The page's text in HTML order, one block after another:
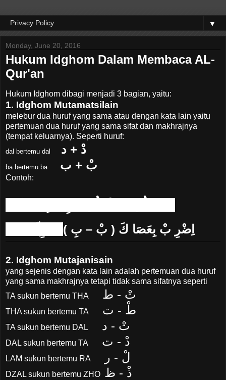
▼
Monday, June 20, 2016
Hukum Idghom Dalam Membaca AL-
Qur'an
Hukum Idghom dibagi menjadi 3 bagian, yaitu:
1. Idghom Mutamatsilain
melebur dua huruf yang sama atau dengan kata lain yaitu
pertemuan dua huruf yang sama sifat dan makhrajnya
(tempat keluarnya). Seperti huruf:
dal bertemu dal دْ + د
ba bertemu ba بْ + ب
Contoh:
اِضْرِ بْ بِعَصَا كَ ( بْ – بِ )
2. Idghom Mutajanisain
yang sejenis dengan kata lain adalah pertemuan dua huruf
yang sama makhrajnya tetapi tidak sama sifatnya seperti
TA sukun bertemu THA تْ - ط
THA sukun bertemu TA طْ - ت
TA sukun bertemu DAL تْ - د
DAL sukun bertemu TA دْ - ت
LAM sukun bertemu RA لْ - ر
DZAL sukun bertemu ZHO ذْ - ظ